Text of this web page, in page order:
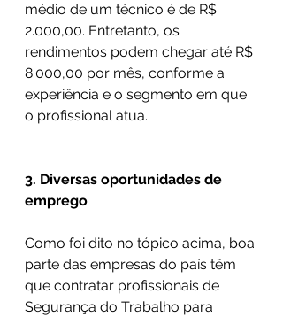
médio de um técnico é de R$
2.000,00. Entretanto, os
rendimentos podem chegar até R$
8.000,00 por mês, conforme a
experiência e o segmento em que
o profissional atua.
3. Diversas oportunidades de
emprego
Como foi dito no tópico acima, boa
parte das empresas do país têm
que contratar profissionais de
Segurança do Trabalho para